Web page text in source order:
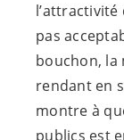
l’attractivité
pas
bouchon, la
rendant en
montre à
publics est